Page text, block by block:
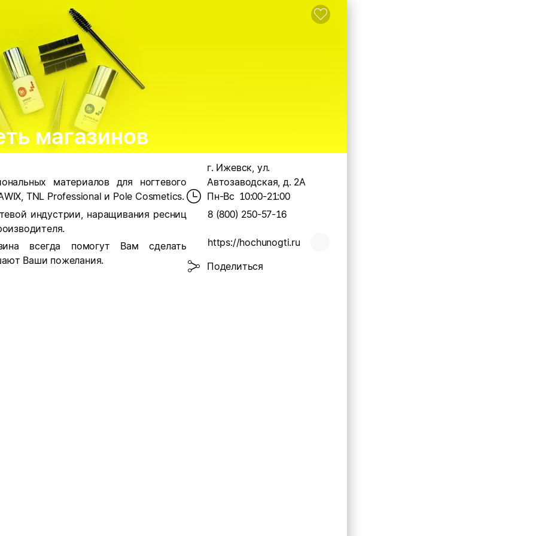
магазинов
материалов для ногтевого
TNL Professional и Pole Cosmetics.
индустрии, наращивания ресниц
всегда помогут Вам сделать
Ваши пожелания.
г. Ижевск, ул.
Автозаводская, д. 2А
Пн-Вс 10:00-21:00
8 (800) 250-57-16
https://hochunogti.ru
Поделиться